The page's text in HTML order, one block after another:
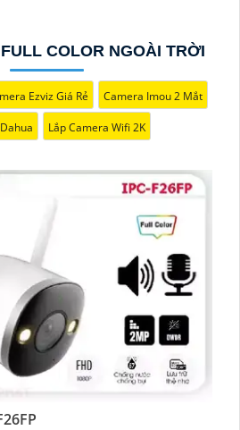
COLOR NGOÀI TRỜI
Ezviz Giá Rẻ Camera Imou 2 Mắt
Lắp Camera Wifi 2K